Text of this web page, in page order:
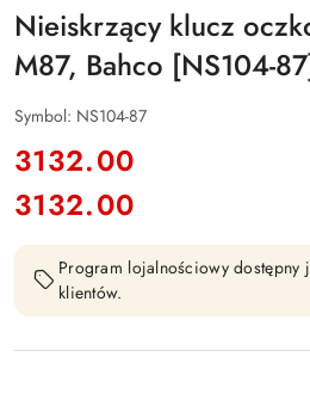
Nieiskrzący klucz
M87, Bahco [NS104-
Symbol: NS104-87
cena:
3132.00
Cena:
3132.00
Program lojalnościowy dostępny
klientów.